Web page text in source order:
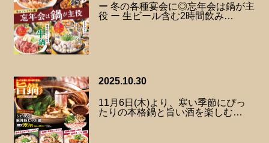
ー 冬の各種宴会に◎忘年会は鍋が主
役 ー 生ビール含む2時間飲み…
2025.10.30
11月6日(木)より、寒い季節にぴっ
たりの本格鍋と旨い酒を楽しむ…